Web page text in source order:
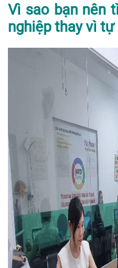
Vì sao bạn nên
nghiệp thay vì